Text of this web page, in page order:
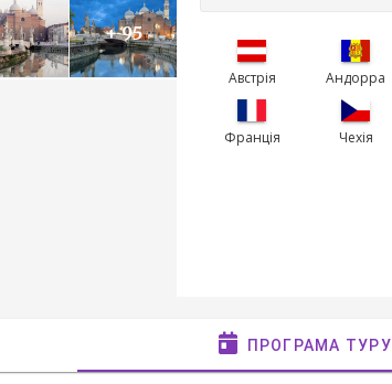
+ 95
Австрія Андорра
Франція Чехія
ПРОГРАМА ТУРУ